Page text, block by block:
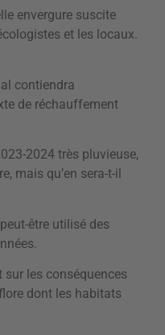
envergure suscite
et les locaux.
contiendra
de réchauffement
2024 très pluvieuse,
mais qu’en sera-t-il
être utilisé des
sur les conséquences
dont les habitats